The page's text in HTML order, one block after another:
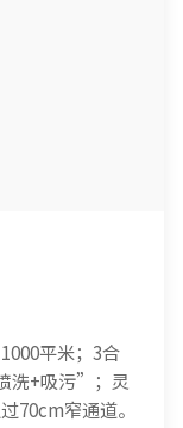
平米；3合
洗+吸污”；灵
70cm窄通道。